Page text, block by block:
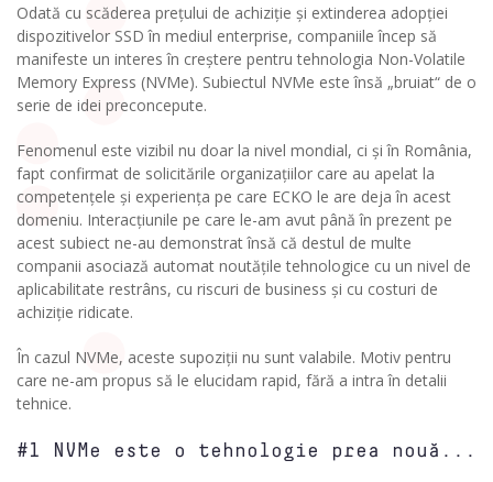
Odată cu scăderea prețului de achiziție și extinderea adopției
dispozitivelor SSD în mediul enterprise, companiile încep să
manifeste un interes în creștere pentru tehnologia Non-Volatile
Memory Express (NVMe). Subiectul NVMe este însă „bruiat“ de o
serie de idei preconcepute.
Fenomenul este vizibil nu doar la nivel mondial, ci și în România,
fapt confirmat de solicitările organizațiilor care au apelat la
competențele și experiența pe care ECKO le are deja în acest
domeniu. Interacțiunile pe care le-am avut până în prezent pe
acest subiect ne-au demonstrat însă că destul de multe
companii asociază automat noutățile tehnologice cu un nivel de
aplicabilitate restrâns, cu riscuri de business și cu costuri de
achiziție ridicate.
În cazul NVMe, aceste supoziții nu sunt valabile. Motiv pentru
care ne-am propus să le elucidam rapid, fără a intra în detalii
tehnice.
#1 NVMe este o tehnologie prea nouă...